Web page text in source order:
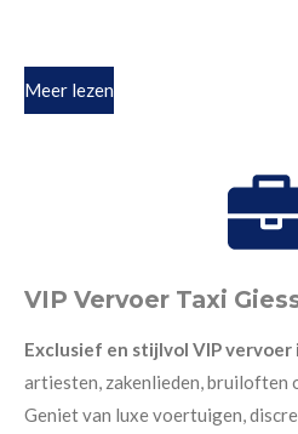
Meer lezen
VIP Vervoer Taxi
Exclusief en stijlvol VIP vervoer
artiesten, zakenlieden, bruiloften
Geniet van luxe voertuigen,